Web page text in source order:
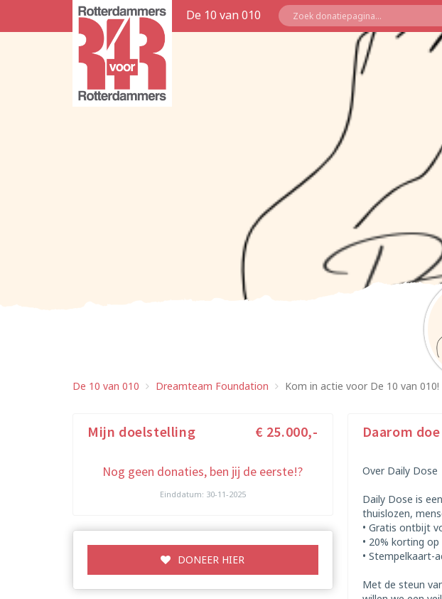
De 10 van 010
De 10 van 010 Dreamteam Foundation Kom in actie voor De 10 van 010!
Mijn doelstelling € 25.000,-
Nog geen donaties, ben jij de eerste!?
Einddatum: 30-11-2025
DONEER HIER
Daarom
Over Daily Dose
Daily Dose is
thuislozen,
• Gratis ontbijt
• 20% korting
• Stempelkaart-
Met de steun